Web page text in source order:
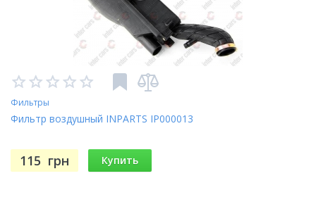
Фильтры
Фильтр воздушный INPARTS IP000013
115 грн Купить